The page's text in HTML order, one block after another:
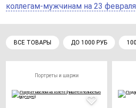
коллегам-мужчинам на 23
ВСЕ ТОВАРЫ ДО 1000 РУБ
Портреты и шаржи